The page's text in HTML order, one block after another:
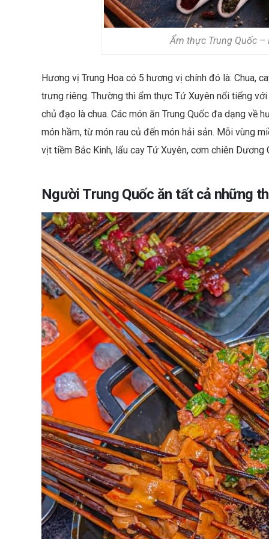
Ẩm thực Trung Quốc –
Hương vị Trung Hoa có 5 hương vị chính đó là: Chua,
trưng riêng. Thường thì ẩm thực Tứ Xuyên nổi tiếng
chủ đạo là chua. Các món ăn Trung Quốc đa dạng về
món hầm, từ món rau củ đến món hải sản. Mỗi vùng
vịt tiềm Bắc Kinh, lẩu cay Tứ Xuyên, cơm chiên Dương
Người Trung Quốc ăn tất cả những